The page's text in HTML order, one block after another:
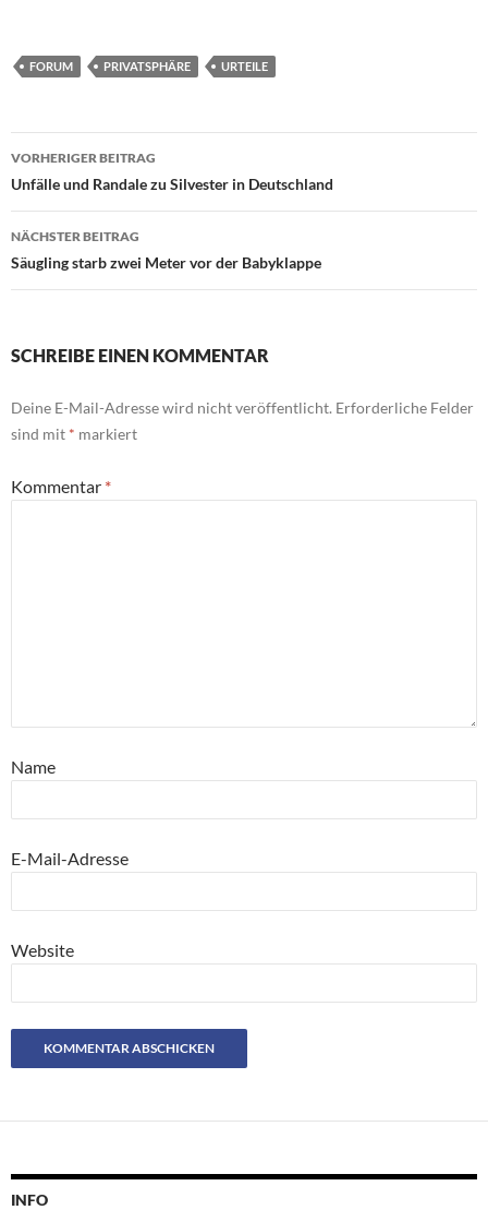
FORUM PRIVATSPHÄRE URTEILE
Beitragsnavigation
VORHERIGER BEITRAG
Unfälle und Randale zu Silvester in Deutschland
NÄCHSTER BEITRAG
Säugling starb zwei Meter vor der Babyklappe
SCHREIBE EINEN KOMMENTAR
Deine E-Mail-Adresse wird nicht veröffentlicht. Erforderliche Felder
sind mit * markiert
Kommentar *
Name
E-Mail-Adresse
Website
INFO